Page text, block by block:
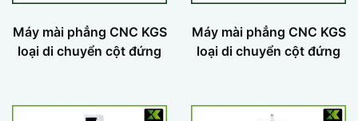
Máy mài phẳng CNC KGS
loại di chuyển cột đứng
Máy mài phẳng CNC KGS
loại di chuyển cột đứng